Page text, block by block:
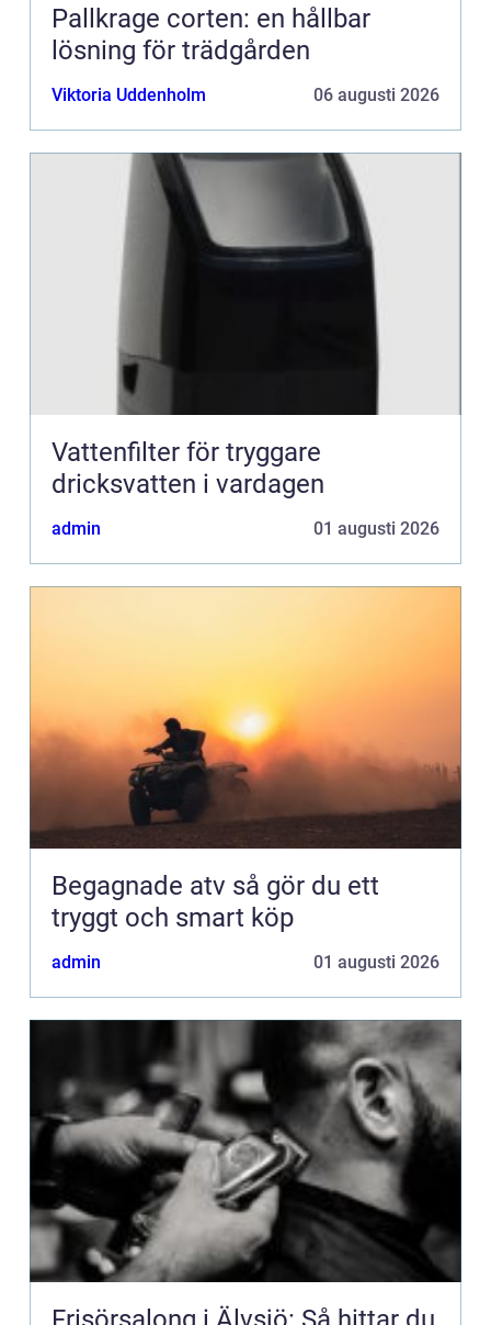
Pallkrage corten: en hållbar
lösning för trädgården
Viktoria Uddenholm 06 augusti 2026
Vattenfilter för tryggare
dricksvatten i vardagen
admin 01 augusti 2026
Begagnade atv så gör du ett
tryggt och smart köp
admin 01 augusti 2026